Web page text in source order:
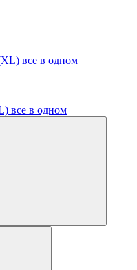
все в одном